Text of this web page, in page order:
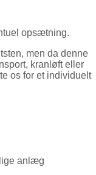
opsætning.
men da denne
kranløft eller
os for et individuelt
anlæg